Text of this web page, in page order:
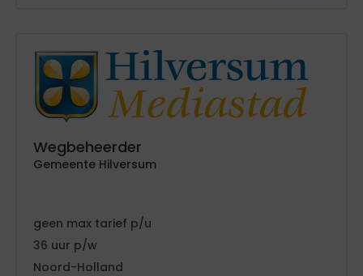
Wegbeheerder
Gemeente Hilversum
geen
tarief
36
Noord-Holland